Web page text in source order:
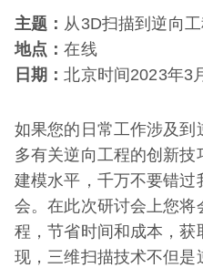
主题： 从3D扫描到逆向
地点：在线
日期：北京时间2023年3
如果您的日常工作涉及到
多有关逆向工程的创新
建模水平，千万不要错
会。在此次研讨会上您
程，节省时间和成本，
现，三维扫描技术不但是